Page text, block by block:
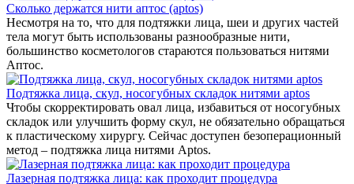
Сколько держатся нити аптос (aptos)
Несмотря на то, что для подтяжки лица, шеи и других частей
тела могут быть использованы разнообразные нити,
большинство косметологов стараются пользоваться нитями
Аптос.
Подтяжка лица, скул, носогубных складок нитями aptos
Чтобы скорректировать овал лица, избавиться от носогубных
складок или улучшить форму скул, не обязательно обращаться
к пластическому хирургу. Сейчас доступен безоперационный
метод – подтяжка лица нитями Aptos.
Лазерная подтяжка лица: как проходит процедура